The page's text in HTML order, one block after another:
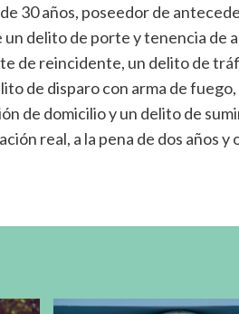
30 años, poseedor de
delito de porte y tenencia de
de reincidente, un delito de
de disparo con arma de fuego,
de domicilio y un delito de
real, a la pena de dos años y